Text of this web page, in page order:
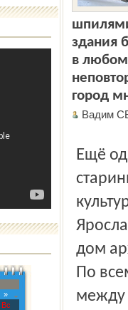
»
Вс
здания
в любом
город
Вадим
Ещё одна угроза – пожары уничтожают не просто
дом
По
между